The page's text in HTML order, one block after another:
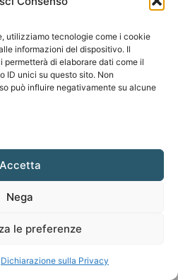
utilizziamo tecnologie come i cookie
informazioni del dispositivo. Il
di elaborare dati come il
ID unici su questo sito. Non
può influire negativamente su alcune
Accetta
Nega
le preferenze
Dichiarazione sulla Privacy